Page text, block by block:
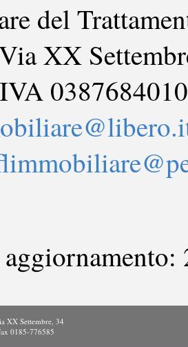
del
XX
XX Settembre, 34
0185-776585